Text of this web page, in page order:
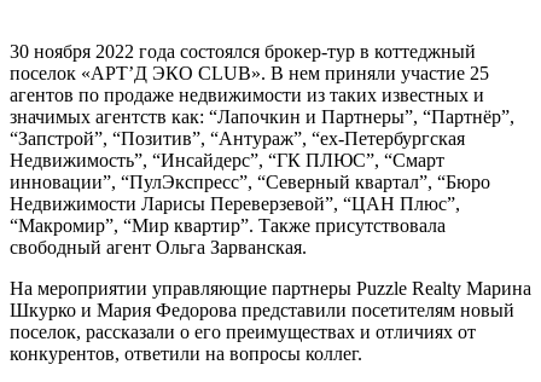
30 ноября 2022 года состоялся брокер-тур в коттеджный
поселок «АРТ’Д ЭКО CLUB». В нем приняли участие 25
агентов по продаже недвижимости из таких известных и
значимых агентств как: “Лапочкин и Партнеры”, “Партнёр”,
“Запстрой”, “Позитив”, “Антураж”, “ex-Петербургская
Недвижимость”, “Инсайдерс”, “ГК ПЛЮС”, “Смарт
инновации”, “ПулЭкспресс”, “Северный квартал”, “Бюро
Недвижимости Ларисы Переверзевой”, “ЦАН Плюс”,
“Макромир”, “Мир квартир”. Также присутствовала
свободный агент Ольга Зарванская.
На мероприятии управляющие партнеры Puzzle Realty Марина
Шкурко и Мария Федорова представили посетителям новый
поселок, рассказали о его преимуществах и отличиях от
конкурентов, ответили на вопросы коллег.